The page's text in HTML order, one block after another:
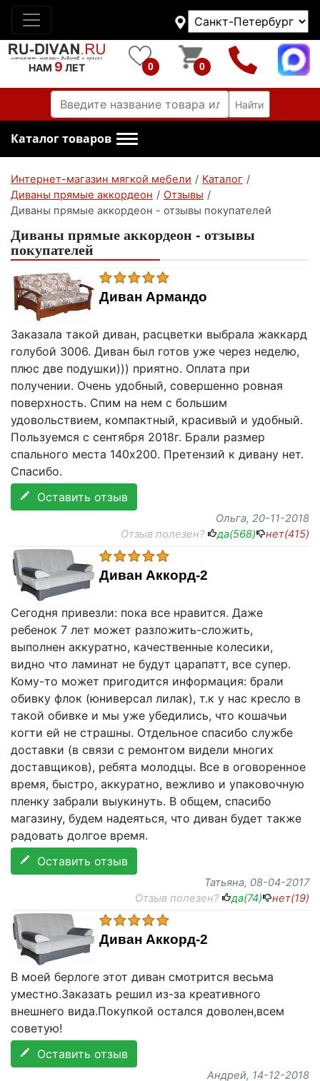
НАМ 9 ЛЕТ 0 0
Найти
Каталог товаров
Интернет-магазин мягкой мебели / Каталог /
Диваны прямые аккордеон / Отзывы /
Диваны прямые аккордеон - отзывы покупателей
Диваны прямые аккордеон - отзывы
покупателей
Диван Армандо
Заказала такой диван, расцветки выбрала жаккард
голубой 3006. Диван был готов уже через неделю,
плюс две подушки))) приятно. Оплата при
получении. Очень удобный, совершенно ровная
поверхность. Спим на нем с большим
удовольствием, компактный, красивый и удобный.
Пользуемся с сентября 2018г. Брали размер
спального места 140х200. Претензий к дивану нет.
Спасибо.
Оставить отзыв
Ольга, 20-11-2018
Отзыв полезен?
да(568) нет(415)
Диван Аккорд-2
Сегодня привезли: пока все нравится. Даже
ребенок 7 лет может разложить-сложить,
выполнен аккуратно, качественные колесики,
видно что ламинат не будут царапатт, все супер.
Кому-то может пригодится информация: брали
обивку флок (юниверсал лилак), т.к у нас кресло в
такой обивке и мы уже убедились, что кошачьи
когти ей не страшны. Отдельное спасибо службе
доставки (в связи с ремонтом видели многих
доставщиков), ребята молодцы. Все в оговоренное
время, быстро, аккуратно, вежливо и упаковочную
пленку забрали выукинуть. В общем, спасибо
магазину, будем надеяться, что диван будет также
радовать долгое время.
Оставить отзыв
Татьяна, 08-04-2017
Отзыв полезен?
да(74) нет(19)
Диван Аккорд-2
В моей берлоге этот диван смотрится весьма
уместно.Заказать решил из-за креативного
внешнего вида.Покупкой остался доволен,всем
советую!
Оставить отзыв
Андрей, 14-12-2018